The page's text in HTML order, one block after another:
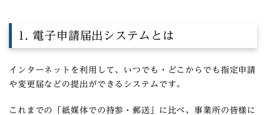
1. 電子申請届出システムとは
インターネットを利用して、いつでも・どこからでも指定申請
や変更届などの提出ができるシステムです。
これまでの「紙媒体での持参・郵送」に比べ、事業所の皆様に